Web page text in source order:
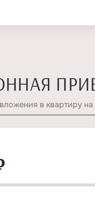
в квартиру на